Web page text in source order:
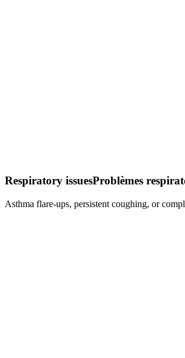
Respiratory issuesProblèmes
Asthma flare-ups, persistent coughing, or